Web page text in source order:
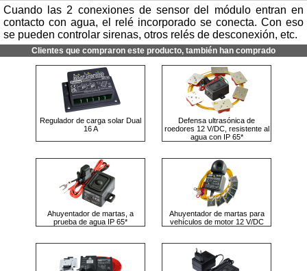
Cuando las 2 conexiones de sensor del módulo entran en
contacto con agua, el relé incorporado se conecta. Con eso
se pueden controlar sirenas, otros relés de desconexión, etc.
Clientes que compraron este producto, también han comprado
Regulador de carga solar Dual
16 A
Defensa ultrasónica de
roedores 12 V/DC, resistente al
agua con IP 65*
Ahuyentador de martas, a
prueba de agua IP 65*
Ahuyentador de martas para
vehículos de motor 12 V/DC